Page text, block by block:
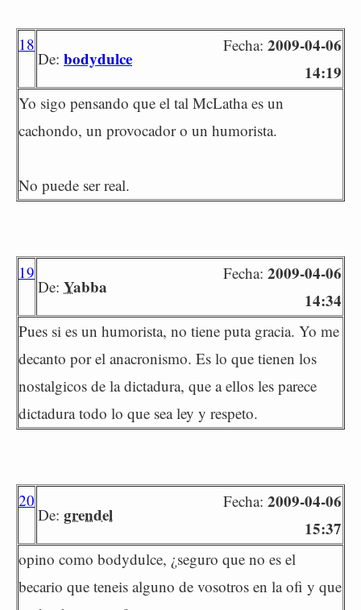
18
De: bodydulce
Fecha: 2009-04-06
14:19
Yo sigo pensando que el tal McLatha es un
cachondo, un provocador o un humorista.
No puede ser real.
19
De: Yabba
Fecha: 2009-04-06
14:34
Pues si es un humorista, no tiene puta gracia. Yo me
decanto por el anacronismo. Es lo que tienen los
nostalgicos de la dictadura, que a ellos les parece
dictadura todo lo que sea ley y respeto.
20
De: grendel
Fecha: 2009-04-06
15:37
opino como bodydulce, ¿seguro que no es el
becario que teneis alguno de vosotros en la ofi y que